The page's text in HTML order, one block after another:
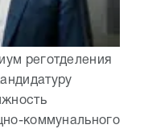
реготделения
коммунального